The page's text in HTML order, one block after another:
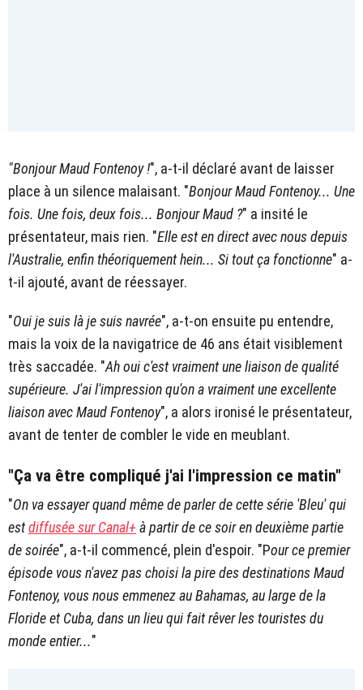
"Bonjour Maud Fontenoy !", a-t-il déclaré avant de laisser
place à un silence malaisant. "Bonjour Maud Fontenoy... Une
fois. Une fois, deux fois... Bonjour Maud ?" a insité le
présentateur, mais rien. "Elle est en direct avec nous depuis
l'Australie, enfin théoriquement hein... Si tout ça fonctionne" a-
t-il ajouté, avant de réessayer.
"Oui je suis là je suis navrée", a-t-on ensuite pu entendre,
mais la voix de la navigatrice de 46 ans était visiblement
très saccadée. "Ah oui c'est vraiment une liaison de qualité
supérieure. J'ai l'impression qu'on a vraiment une excellente
liaison avec Maud Fontenoy", a alors ironisé le présentateur,
avant de tenter de combler le vide en meublant.
"Ça va être compliqué j'ai l'impression ce matin"
"On va essayer quand même de parler de cette série 'Bleu' qui
estdiffusée sur Canal+ à partir de ce soir en deuxième partie
de soirée", a-t-il commencé, plein d'espoir. "Pour ce premier
épisode vous n'avez pas choisi la pire des destinations Maud
Fontenoy, vous nous emmenez au Bahamas, au large de la
Floride et Cuba, dans un lieu qui fait rêver les touristes du
monde entier..."